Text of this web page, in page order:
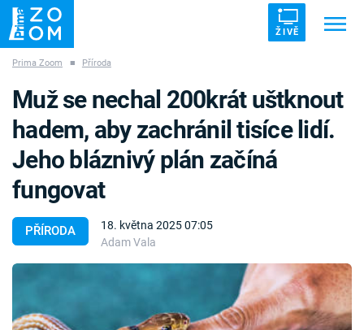
ŽIVĚ
ZÁHADY VETŘELCI DÁVNOVĚKU
Témata
Témata
Prima Zoom ■ Příroda
PŘÍRODA
18. května 2025 07:05
Adam Vala
Muž se nechal 200krát uštknout
hadem, aby zachránil tisíce lidí.
Jeho bláznivý plán začíná
fungovat